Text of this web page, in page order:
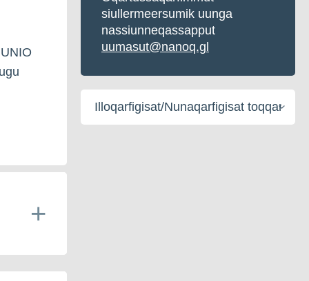
siullermeersumik uunga
nassiunneqassapput
uumasut@nanoq.gl
Illoqarfigisat/Nunaqarfigisat
toqqaruk